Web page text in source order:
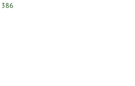
386